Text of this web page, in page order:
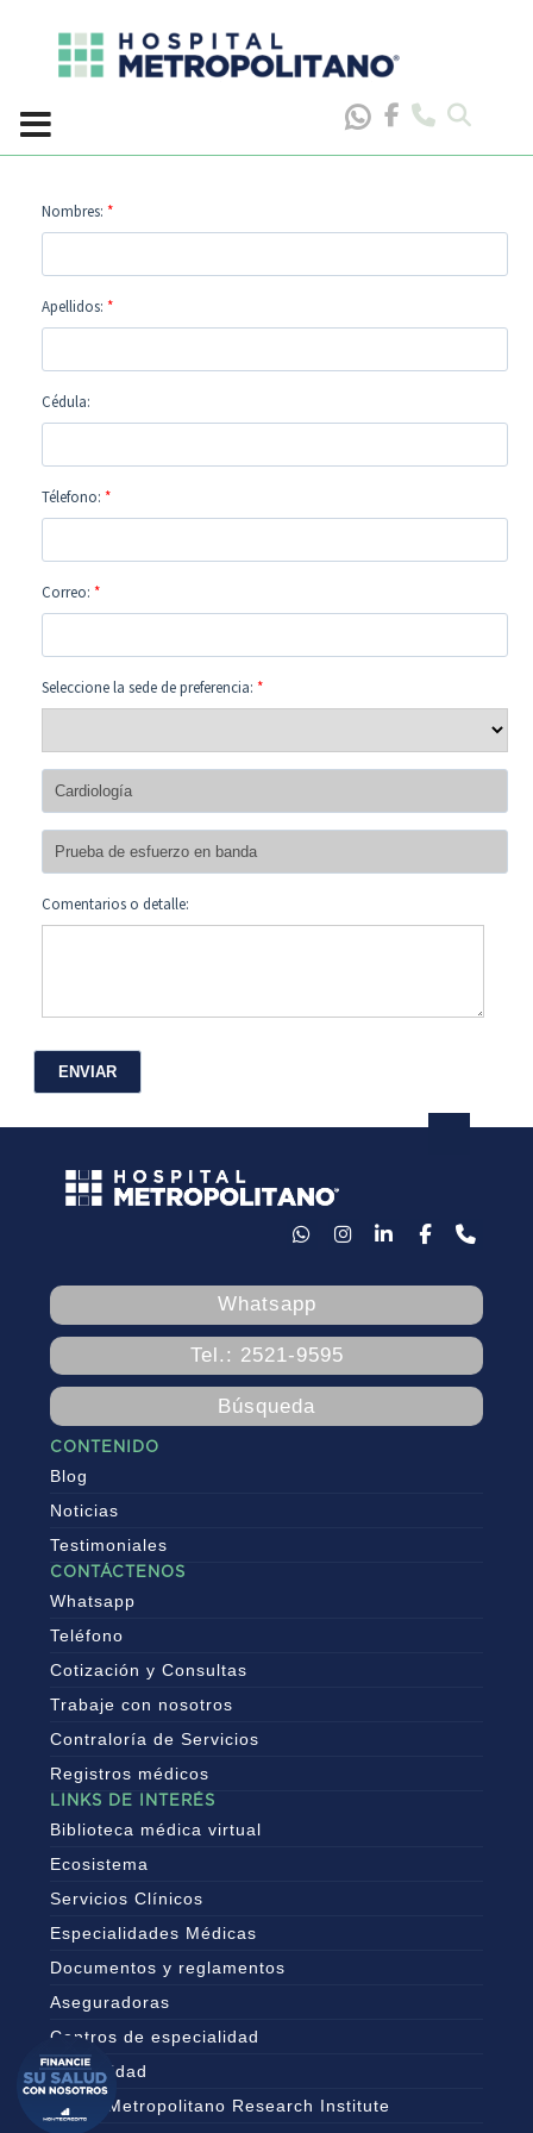
content
Nombres: *
Apellidos: *
Cédula:
Télefono: *
Correo: *
Seleccione la sede de preferencia: *
Comentarios o detalle:
Whatsapp
Tel.: 2521-9595
Búsqueda
CONTENIDO
Blog
Noticias
Testimoniales
CONTÁCTENOS
Whatsapp
Teléfono
Cotización y Consultas
Trabaje con nosotros
Contraloría de Servicios
Registros médicos
LINKS DE INTERÉS
Biblioteca médica virtual
Ecosistema
Servicios Clínicos
Especialidades Médicas
Documentos y reglamentos
Aseguradoras
Centros de especialidad
Maternidad
MRI – Metropolitano Research Institute